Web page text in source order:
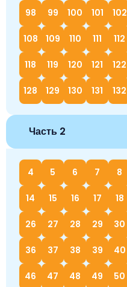
98 99 100 101 102
108 109 110 111 112
118 119 120 121 122
128 129 130 131 132
Часть 2
4 5 6 7 8
14 15 16 17 18
26 27 28 29 30
36 37 38 39 40
46 47 48 49 50